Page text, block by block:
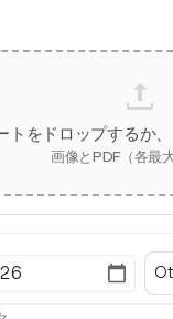
トをドロップするか
画像とPDF（各最